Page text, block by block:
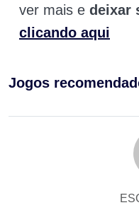
ver mais e deixar
clicando aqui
Jogos